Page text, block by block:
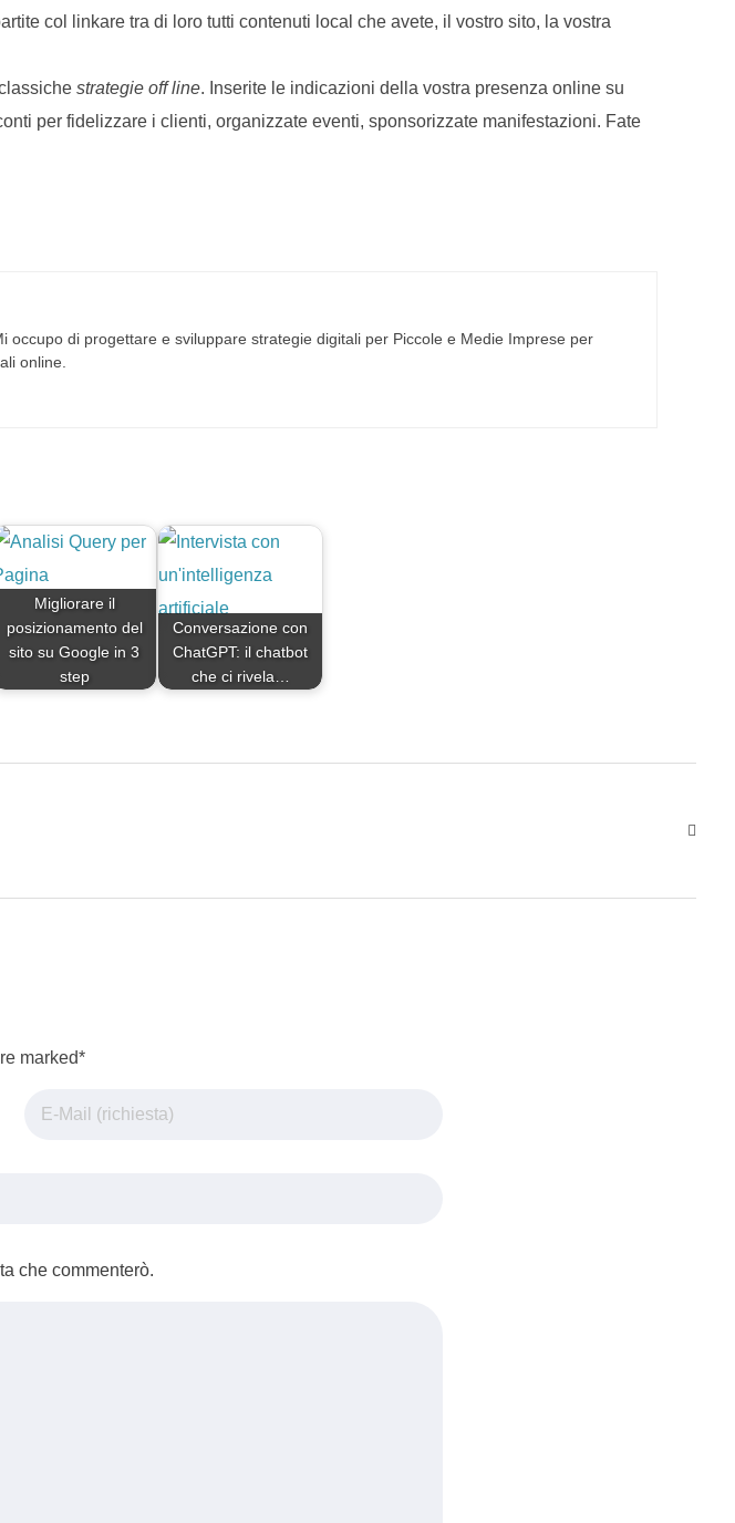
col linkare tra di loro tutti contenuti local che avete, il vostro sito, la vostra
strategie off line. Inserite le indicazioni della vostra presenza online su
per fidelizzare i clienti, organizzate eventi, sponsorizzate manifestazioni. Fate
di progettare e sviluppare strategie digitali per Piccole e Medie Imprese per
online.
Migliorare il
posizionamento del
sito su Google in 3
step
Conversazione con
ChatGPT: il chatbot
che ci rivela…
marked*
che commenterò.